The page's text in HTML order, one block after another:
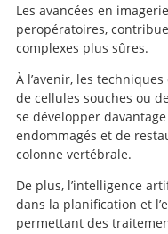
Les avancées en
peropératoires,
complexes plus sûres.
À l’avenir, les
de cellules souches ou
se développer
endommagés et de
colonne vertébrale.
De plus, l’intelligence
dans la planification et
permettant des